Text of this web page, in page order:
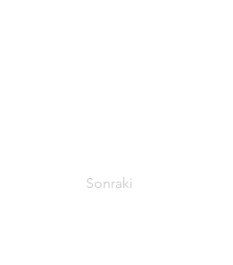
Sonraki